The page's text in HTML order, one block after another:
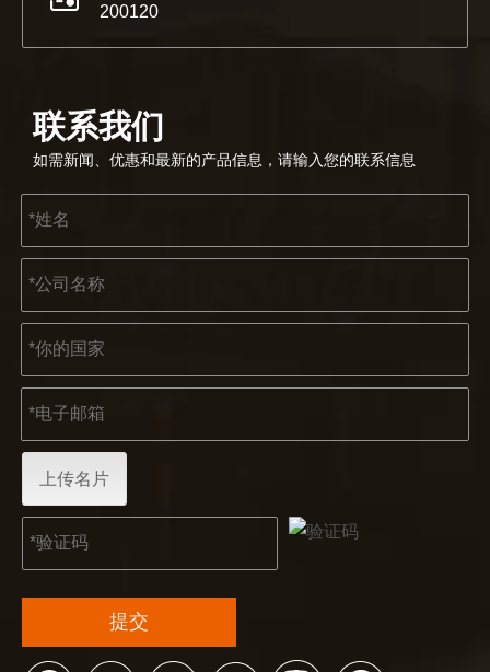
2023-03-02
2023 年科隆博览会，Kendo 会见老朋友和结交新朋友的绝
200120
联系我们
如需新闻、优惠和最新的产品信息，请输入您的联系信息
上传名片
提交